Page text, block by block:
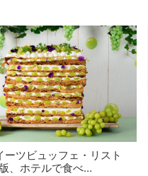
ーツビュッフェ・リスト
、ホテルで食べ…